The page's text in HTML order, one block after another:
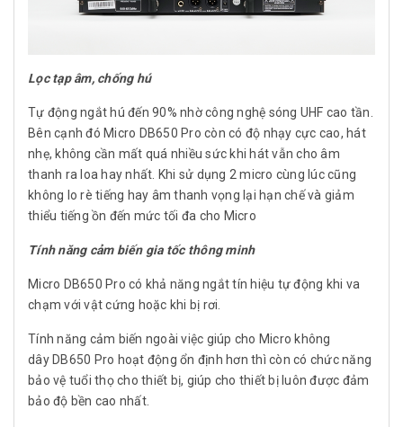
Lọc tạp âm, chống hú
Tự động ngắt hú đến 90% nhờ công nghệ sóng UHF cao tần.
Bên cạnh đó Micro DB650 Pro còn có độ nhạy cực cao, hát
nhẹ, không cần mất quá nhiều sức khi hát vẫn cho âm
thanh ra loa hay nhất. Khi sử dụng 2 micro cùng lúc cũng
không lo rè tiếng hay âm thanh vọng lại hạn chế và giảm
thiểu tiếng ồn đến mức tối đa cho Micro
Tính năng cảm biến gia tốc thông minh
Micro DB650 Pro có khả năng ngắt tín hiệu tự động khi va
chạm với vật cứng hoặc khi bị rơi.
Tính năng cảm biến ngoài việc giúp cho Micro không
dây DB650 Pro hoạt động ổn định hơn thì còn có chức năng
bảo vệ tuổi thọ cho thiết bị, giúp cho thiết bị luôn được đảm
bảo độ bền cao nhất.